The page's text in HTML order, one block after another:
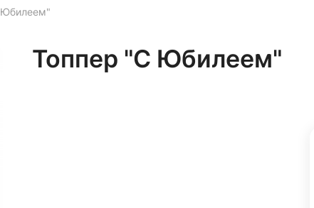
Топпер "С Юбилеем"